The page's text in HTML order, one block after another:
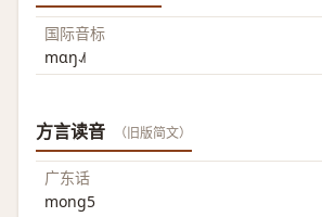
国际音标
mɑŋ˨˩˦
方言读音 （旧版简文）
广东话
mong5